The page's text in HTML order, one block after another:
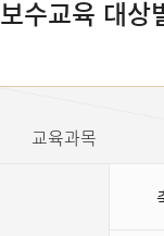
보수교육 대상
교육과목